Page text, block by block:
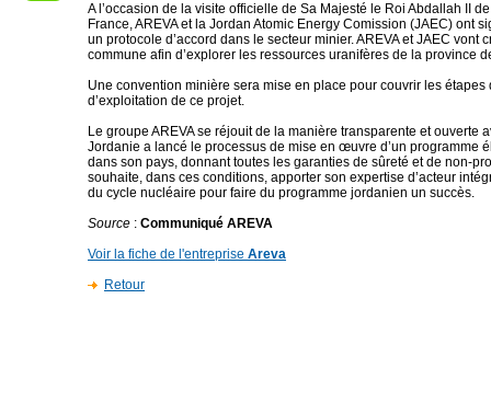
A l’occasion de la visite officielle de Sa Majesté le Roi Abdallah II
France, AREVA et la Jordan Atomic Energy Comission (JAEC) ont
un protocole d’accord dans le secteur minier. AREVA et JAEC vont
commune afin d’explorer les ressources uranifères de la province
Une convention minière sera mise en place pour couvrir les étapes
d’exploitation de ce projet.
Le groupe AREVA se réjouit de la manière transparente et ouverte
Jordanie a lancé le processus de mise en œuvre d’un programme
dans son pays, donnant toutes les garanties de sûreté et de non-
souhaite, dans ces conditions, apporter son expertise d’acteur
du cycle nucléaire pour faire du programme jordanien un succès.
Source : Communiqué AREVA
Voir la fiche de l'entreprise Areva
Retour